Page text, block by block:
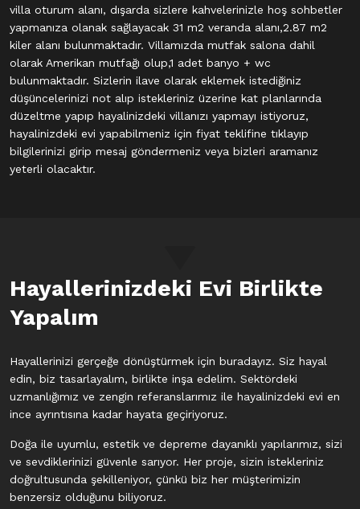
villa oturum alanı, dışarda sizlere kahvelerinizle hoş sohbetler
yapmanıza olanak sağlayacak 31 m2 veranda alanı,2.87 m2
kiler alanı bulunmaktadır. Villamızda mutfak salona dahil
olarak Amerikan mutfağı olup,1 adet banyo + wc
bulunmaktadır. Sizlerin ilave olarak eklemek istediğiniz
düşüncelerinizi not alıp istekleriniz üzerine kat planlarında
düzeltme yapıp hayalinizdeki villanızı yapmayı istiyoruz,
hayalinizdeki evi yapabilmeniz için fiyat teklifine tıklayıp
bilgilerinizi girip mesaj göndermeniz veya bizleri aramanız
yeterli olacaktır.
Hayallerinizdeki Evi Birlikte
Yapalım
Hayallerinizi gerçeğe dönüştürmek için buradayız. Siz hayal
edin, biz tasarlayalım, birlikte inşa edelim. Sektördeki
uzmanlığımız ve zengin referanslarımız ile hayalinizdeki evi en
ince ayrıntısına kadar hayata geçiriyoruz.
Doğa ile uyumlu, estetik ve depreme dayanıklı yapılarımız, sizi
ve sevdiklerinizi güvenle sarıyor. Her proje, sizin istekleriniz
doğrultusunda şekilleniyor, çünkü biz her müşterimizin
benzersiz olduğunu biliyoruz.